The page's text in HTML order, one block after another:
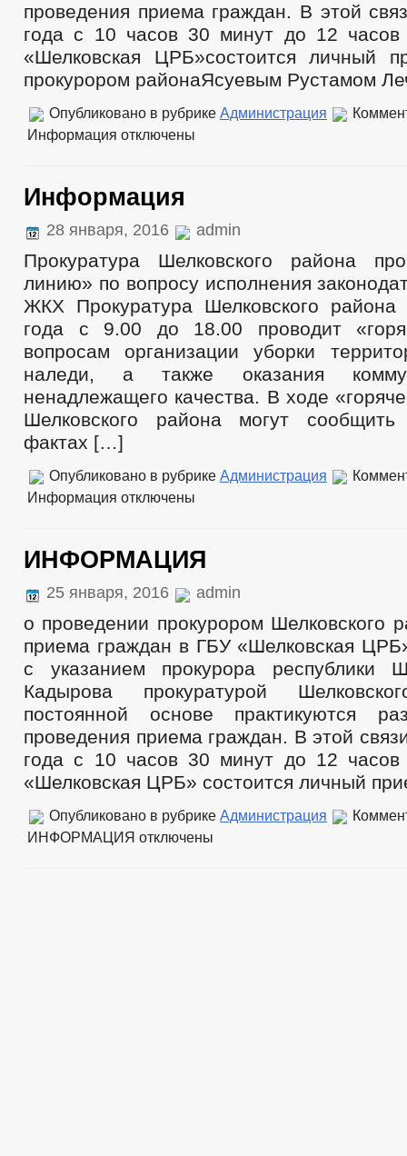
проведения приема граждан. В этой
года с 10 часов 30 минут до 12
«Шелковская ЦРБ»состоится личный
прокурором районаЯсуевым Рустамом
Опубликовано в рубрике Администрация
Информация отключены
Информация
28 января, 2016 admin
Прокуратура Шелковского района
линию» по вопросу исполнения
ЖКХ Прокуратура Шелковского
года с 9.00 до 18.00 проводит
вопросам организации уборки
наледи, а также оказания
ненадлежащего качества. В ходе
Шелковского района могут
фактах […]
Опубликовано в рубрике Администрация
Информация отключены
ИНФОРМАЦИЯ
25 января, 2016 admin
о проведении прокурором Шелковского
приема граждан в ГБУ «Шелковская
с указанием прокурора республики
Кадырова прокуратурой
постоянной основе практикуются
проведения приема граждан. В этой
года с 10 часов 30 минут до 12
«Шелковская ЦРБ» состоится личный
Опубликовано в рубрике Администрация
ИНФОРМАЦИЯ отключены